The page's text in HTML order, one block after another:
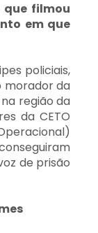
filmou
em que
policiais,
morador da
região da
da CETO
de prisão